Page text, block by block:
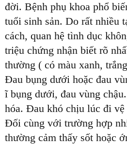
đời. Bệnh phụ khoa phổ
tuổi sinh sản. Do rất nhiều
cách, quan hệ tình dục
triệu chứng nhận biết rõ
thường ( có màu xanh,
Đau bụng dưới hoặc đau
ĩ bụng dưới, đau vùng
hóa. Đau khó chịu lúc đi
Đối cùng với trường hợp
thường cảm thấy sốt hoặc